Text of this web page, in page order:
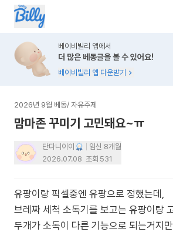
베이비빌리 앱에서
더 많은 베동글을 볼 수 있어요!
베이비빌리 앱 다운받기
2026년 9월 베동/ 자유주제
맘마존 꾸미기 고민돼요~ㅠ
단다니이이
임신 8개월
2026.07.08 조회 531
유팡이랑 픽셀중엔 유팡으로 정했는데,
브레짜 세척 소독기를 보고는 유팡이랑
두개가 소독이 다른 기능으로 되는거지